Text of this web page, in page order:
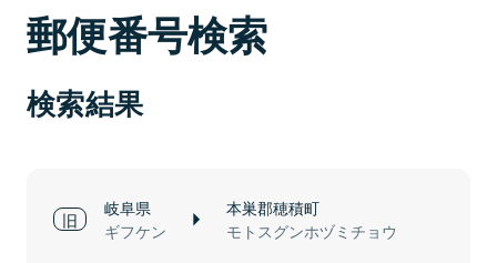
郵便番号検索
検索結果
岐阜県
ギフケン
本巣郡穂積町
モトスグンホヅミチョウ